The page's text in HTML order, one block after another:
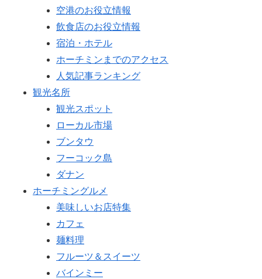
空港のお役立情報
飲食店のお役立情報
宿泊・ホテル
ホーチミンまでのアクセス
人気記事ランキング
観光名所
観光スポット
ローカル市場
ブンタウ
フーコック島
ダナン
ホーチミングルメ
美味しいお店特集
カフェ
麺料理
フルーツ＆スイーツ
バインミー